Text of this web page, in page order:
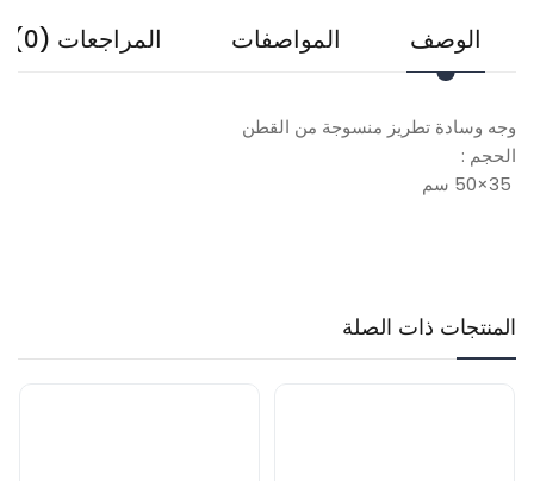
الوصف المواصفات المراجعات (0)
وجه وسادة تطريز منسوجة من القطن
الحجم :
المنتجات ذات الصلة